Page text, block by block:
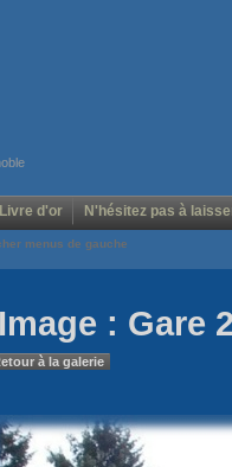
Livre d'or N'hésitez pas à
menus de gauche
Image : Gare
à la galerie